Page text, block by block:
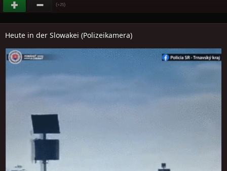
(+25)
Heute in der Slowakei (Polizeikamera)